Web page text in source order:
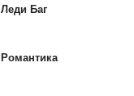
Леди Баг
Романтика